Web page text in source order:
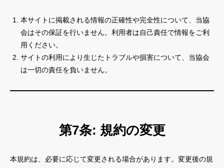
本サイトに掲載される情報の正確性や完全性について、当協
会はその保証を行いません。利用者は自己責任で情報をご利
用ください。
サイトの利用により生じたトラブルや損害について、当協会
は一切の責任を負いません。
第7条: 規約の変更
本規約は、必要に応じて変更される場合があります。変更後の規